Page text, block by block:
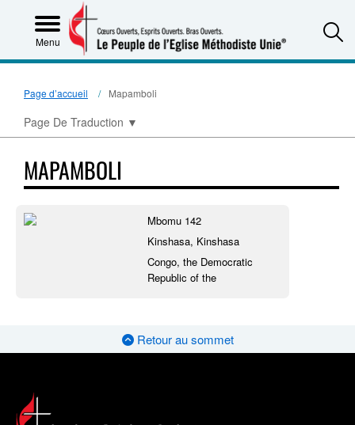
Menu
Page d’accueil Mapamboli
Page De Traduction ▼
MAPAMBOLI
Mbomu 142
Kinshasa, Kinshasa
Congo, the Democratic
Republic of the
Retour au sommet